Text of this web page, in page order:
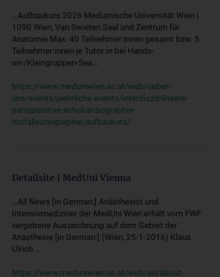
...Aufbaukurs 2026 Medizinische Universität Wien |
1090 Wien, Van Swieten Saal und Zentrum für
Anatomie Max. 40 Teilnehmer:innen gesamt bzw. 5
Teilnehmer:innen je Tutor:in bei Hands-
on-/Kleingruppen-Ses...
https://www.meduniwien.ac.at/web/ueber-
uns/events/jaehrliche-events/interdisziplinaere-
perioperative-echokardiographie-
notfallsonographie/aufbaukurs/
Detailsite | MedUni Vienna
...All News [in German:] Anästhesist und
Intensivmediziner der MedUni Wien erhält vom FWF
vergebene Auszeichnung auf dem Gebiet der
Anästhesie [in German:] (Wien, 25-1-2016) Klaus
Ulrich ...
https://www.meduniwien.ac.at/web/en/about-